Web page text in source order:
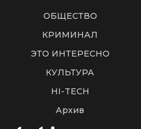
ОБЩЕСТВО
КРИМИНАЛ
ЭТО ИНТЕРЕСНО
КУЛЬТУРА
HI-TECH
Архив